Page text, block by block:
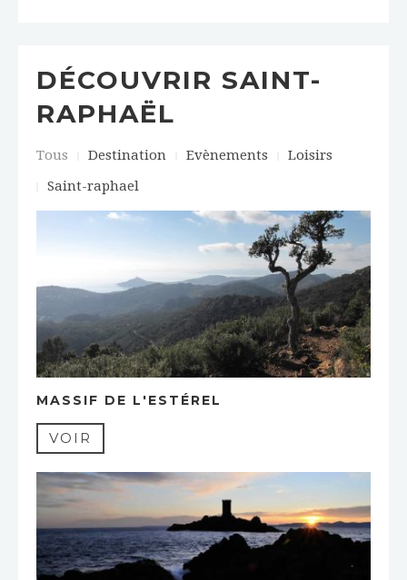
DÉCOUVRIR SAINT-
RAPHAËL
Tous Destination Evènements
Loisirs
Saint-raphael
MASSIF DE L'ESTÉREL
VOIR